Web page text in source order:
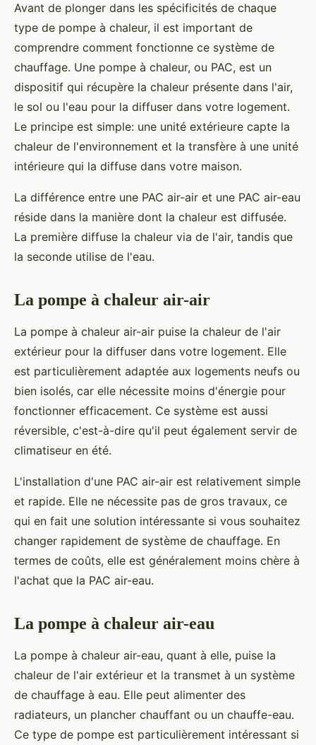
Avant de plonger dans les spécificités de chaque
type de pompe à chaleur, il est important de
comprendre comment fonctionne ce système de
chauffage. Une pompe à chaleur, ou PAC, est un
dispositif qui récupère la chaleur présente dans l'air,
le sol ou l'eau pour la diffuser dans votre logement.
Le principe est simple: une unité extérieure capte la
chaleur de l'environnement et la transfère à une unité
intérieure qui la diffuse dans votre maison.
La différence entre une PAC air-air et une PAC air-eau
réside dans la manière dont la chaleur est diffusée.
La première diffuse la chaleur via de l'air, tandis que
la seconde utilise de l'eau.
La pompe à chaleur air-air
La pompe à chaleur air-air puise la chaleur de l'air
extérieur pour la diffuser dans votre logement. Elle
est particulièrement adaptée aux logements neufs ou
bien isolés, car elle nécessite moins d'énergie pour
fonctionner efficacement. Ce système est aussi
réversible, c'est-à-dire qu'il peut également servir de
climatiseur en été.
L'installation d'une PAC air-air est relativement simple
et rapide. Elle ne nécessite pas de gros travaux, ce
qui en fait une solution intéressante si vous souhaitez
changer rapidement de système de chauffage. En
termes de coûts, elle est généralement moins chère à
l'achat que la PAC air-eau.
La pompe à chaleur air-eau
La pompe à chaleur air-eau, quant à elle, puise la
chaleur de l'air extérieur et la transmet à un système
de chauffage à eau. Elle peut alimenter des
radiateurs, un plancher chauffant ou un chauffe-eau.
Ce type de pompe est particulièrement intéressant si